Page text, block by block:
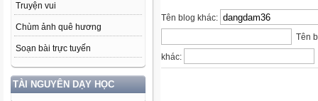
Truyện vui
Chùm ảnh quê hương
Soạn bài trực tuyến
TÀI NGUYÊN DẠY HỌC
Tên blog khác:
Tên
khác: